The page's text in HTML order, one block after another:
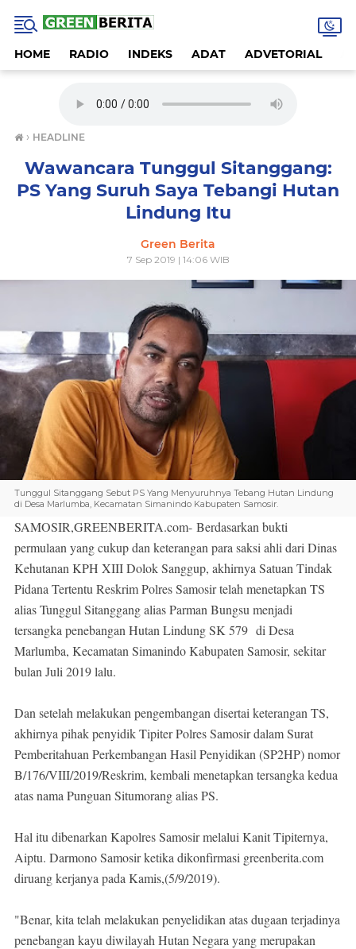
HOME RADIO INDEKS ADAT ADVETORIAL
› HEADLINE
Wawancara Tunggul Sitanggang:
PS Yang Suruh Saya Tebangi Hutan
Lindung Itu
Green Berita
7 Sep 2019 | 14:06 WIB
Tunggul Sitanggang Sebut PS Yang Menyuruhnya Tebang Hutan Lindung
di Desa Marlumba, Kecamatan Simanindo Kabupaten Samosir.
SAMOSIR,GREENBERITA.com- Berdasarkan bukti
permulaan yang cukup dan keterangan para saksi ahli dari Dinas
Kehutanan KPH XIII Dolok Sanggup, akhirnya Satuan Tindak
Pidana Tertentu Reskrim Polres Samosir telah menetapkan TS
alias Tunggul Sitanggang alias Parman Bungsu menjadi
tersangka penebangan Hutan Lindung SK 579 di Desa
Marlumba, Kecamatan Simanindo Kabupaten Samosir, sekitar
bulan Juli 2019 lalu.
Dan setelah melakukan pengembangan disertai keterangan TS,
akhirnya pihak penyidik Tipiter Polres Samosir dalam Surat
Pemberitahuan Perkembangan Hasil Penyidikan (SP2HP) nomor
B/176/VIII/2019/Reskrim, kembali menetapkan tersangka kedua
atas nama Punguan Situmorang alias PS.
Hal itu dibenarkan Kapolres Samosir melalui Kanit Tipiternya,
Aiptu. Darmono Samosir ketika dikonfirmasi greenberita.com
diruang kerjanya pada Kamis,(5/9/2019).
"Benar, kita telah melakukan penyelidikan atas dugaan terjadinya
penebangan kayu diwilayah Hutan Negara yang merupakan